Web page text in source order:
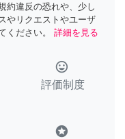
約違反の恐れや、少し
やリクエストやユーザ
ください。
詳細を見る
tag_faces
評価制度
stars